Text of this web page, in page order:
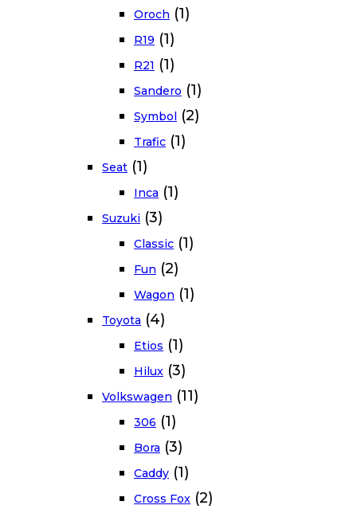
Oroch (1)
R19 (1)
R21 (1)
Sandero (1)
Symbol (2)
Trafic (1)
Seat (1)
Inca (1)
Suzuki (3)
Classic (1)
Fun (2)
Wagon (1)
Toyota (4)
Etios (1)
Hilux (3)
Volkswagen (11)
306 (1)
Bora (3)
Caddy (1)
Cross Fox (2)